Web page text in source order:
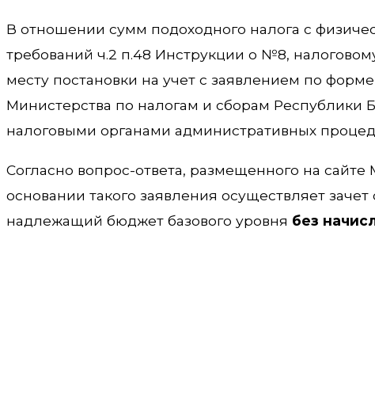
В отношении сумм подоходного налога с
требований ч.2 п.48 Инструкции о №8,
месту постановки на учет с заявлением по
Министерства по налогам и сборам Республики
налоговыми органами административных
Согласно вопрос-ответа, размещенного на
основании такого заявления осуществляет
надлежащий бюджет базового уровня без